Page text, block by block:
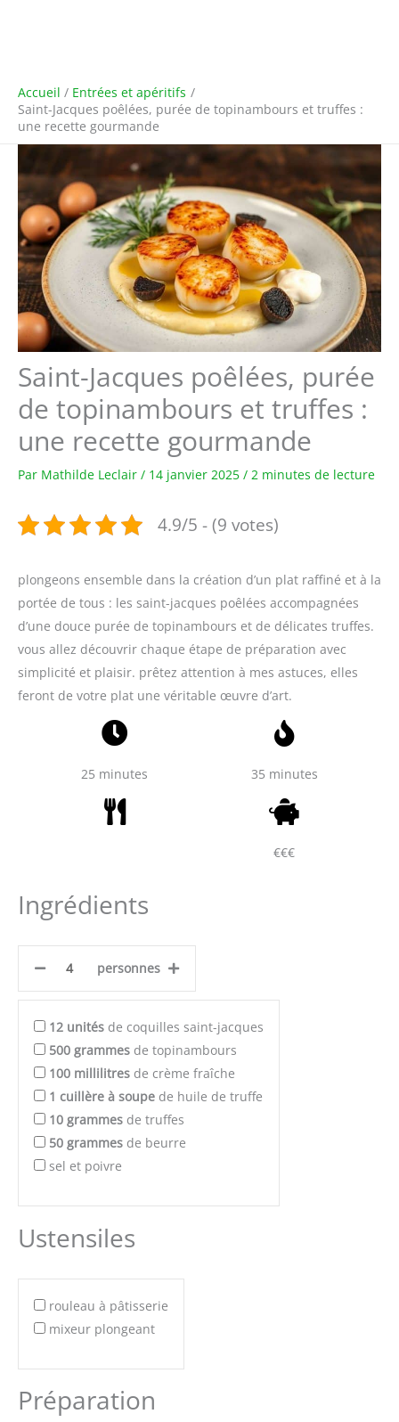
Accueil
Entrées et apéritifs
Saint-Jacques poêlées, purée de topinambours et truffes :
une recette gourmande
Saint-Jacques poêlées, purée
de topinambours et truffes :
une recette gourmande
Par Mathilde Leclair / 14 janvier 2025 / 2 minutes de lecture
4.9/5 - (9 votes)
plongeons ensemble dans la création d’un plat raffiné et à la
portée de tous : les saint-jacques poêlées accompagnées
d’une douce purée de topinambours et de délicates truffes.
vous allez découvrir chaque étape de préparation avec
simplicité et plaisir. prêtez attention à mes astuces, elles
feront de votre plat une véritable œuvre d’art.
25 minutes 35 minutes
€€€
Ingrédients
personnes
12 unités de coquilles saint-jacques
500 grammes de topinambours
100 millilitres de crème fraîche
1 cuillère à soupe de huile de truffe
10 grammes de truffes
50 grammes de beurre
sel et poivre
Ustensiles
rouleau à pâtisserie
mixeur plongeant
Préparation